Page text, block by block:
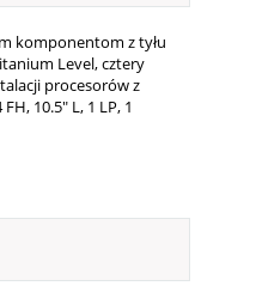
komponentom z tyłu
Level, cztery
procesorów z
10.5" L, 1 LP, 1